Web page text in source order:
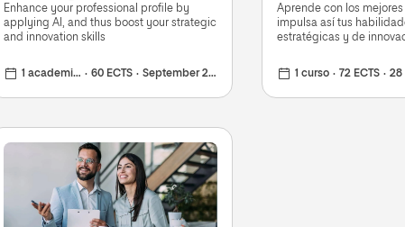
Enhance your professional profile by
applying AI, and thus boost your strategic
and innovation skills
1 academic year 60 ECTS September 28, 2026
Aprende con los
impulsa así tus
estratégicas y de
1 curso 72 ECTS 28